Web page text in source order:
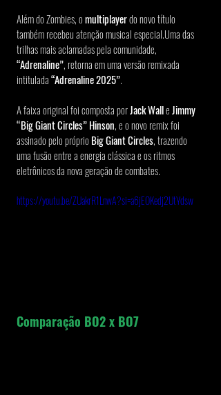
Além do Zombies, o multiplayer do novo título
também recebeu atenção musical especial.Uma das
trilhas mais aclamadas pela comunidade,
“Adrenaline”, retorna em uma versão remixada
intitulada “Adrenaline 2025”.
A faixa original foi composta por Jack Wall e Jimmy
“Big Giant Circles” Hinson, e o novo remix foi
assinado pelo próprio Big Giant Circles, trazendo
uma fusão entre a energia clássica e os ritmos
eletrônicos da nova geração de combates.
https://youtu.be/ZUakrR1LnwA?si=a6jEOKedj2UtYdsw
Comparação BO2 x BO7